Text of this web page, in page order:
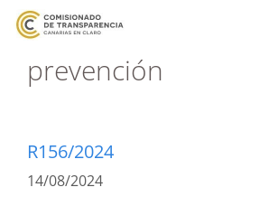
prevención
R156/2024
14/08/2024